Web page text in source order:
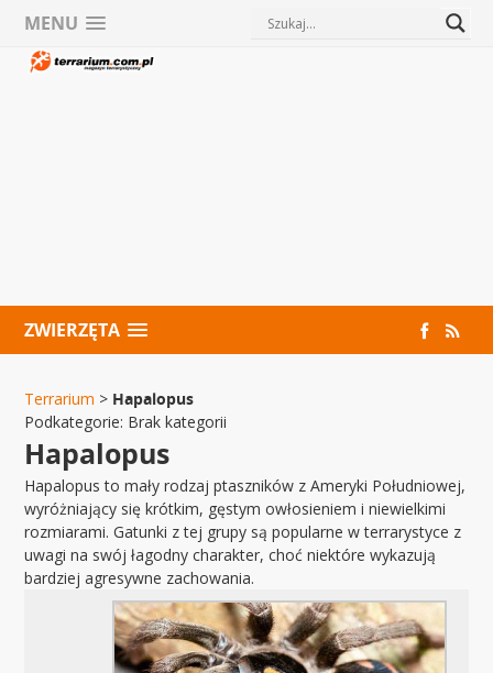
MENU
ZWIERZĘTA
Terrarium > Hapalopus
Podkategorie: Brak kategorii
Hapalopus
Hapalopus to mały rodzaj ptaszników z Ameryki Południowej,
wyróżniający się krótkim, gęstym owłosieniem i niewielkimi
rozmiarami. Gatunki z tej grupy są popularne w terrarystyce z
uwagi na swój łagodny charakter, choć niektóre wykazują
bardziej agresywne zachowania.